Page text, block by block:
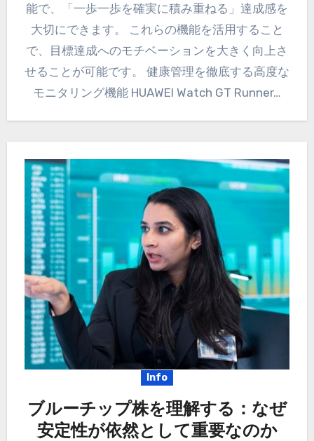
能で、「一歩一歩を確実に積み重ねる」達成感を
大切にできます。 これらの機能を活用すること
で、目標達成へのモチベーションを大きく向上さ
せることが可能です。 健康管理を徹底する高度な
モニタリング機能 HUAWEI Watch GT Runner…
Info
ブルーチップ株を理解する：なぜ
安定性が依然として重要なのか